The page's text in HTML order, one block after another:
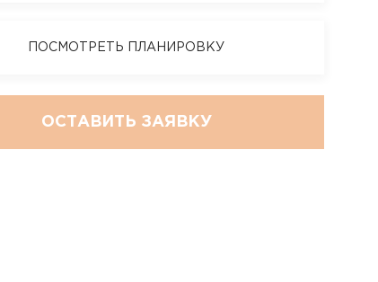
ПОСМОТРЕТЬ ПЛАНИРОВКУ
ОСТАВИТЬ ЗАЯВКУ